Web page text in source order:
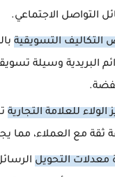
التواصل الاجتماعي.
التسويقية
البريدية وسيلة
الولاء للعلامة التجارية
ثقة مع العملاء، مما
معدلات التحويل